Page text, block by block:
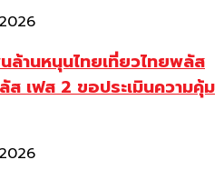
านหนุนไทยเที่ยวไทยพลัส
ส เฟส 2 ขอประเมินความคุ้ม